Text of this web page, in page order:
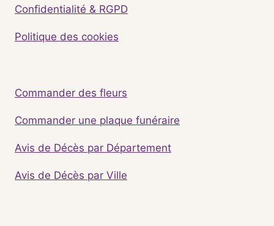
Confidentialité & RGPD
Politique des cookies
Commander des fleurs
Commander une plaque funéraire
Avis de Décès par Département
Avis de Décès par Ville